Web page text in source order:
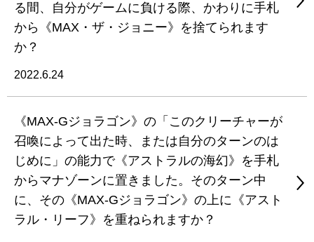
る間、自分がゲームに負ける際、かわりに手札
から《MAX・ザ・ジョニー》を捨てられます
か？
2022.6.24
《MAX-Gジョラゴン》の「このクリーチャーが
召喚によって出た時、または自分のターンのは
じめに」の能力で《アストラルの海幻》を手札
からマナゾーンに置きました。そのターン中
に、その《MAX-Gジョラゴン》の上に《アスト
ラル・リーフ》を重ねられますか？